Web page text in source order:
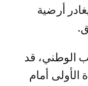
أرضية
الوطني، قد
الأولى أمام